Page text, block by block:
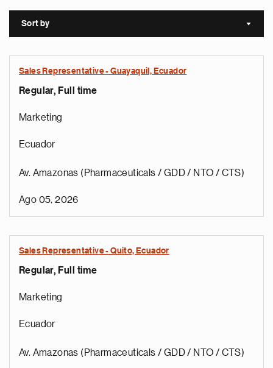
Sort by Sort
Sales Representative - Guayaquil, Ecuador
Regular, Full time
Marketing
Ecuador
Av. Amazonas (Pharmaceuticals / GDD / NTO / CTS)
Ago 05, 2026
Sales Representative - Quito, Ecuador
Regular, Full time
Marketing
Ecuador
Av. Amazonas (Pharmaceuticals / GDD / NTO / CTS)